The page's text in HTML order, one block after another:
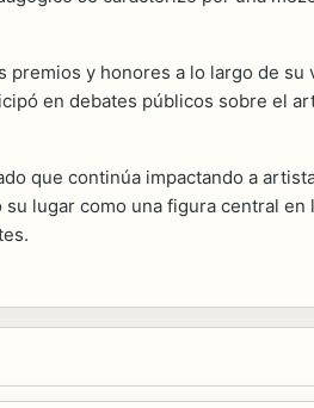
y honores a lo largo de
en debates públicos sobre el
que continúa impactando a
lugar como una figura central